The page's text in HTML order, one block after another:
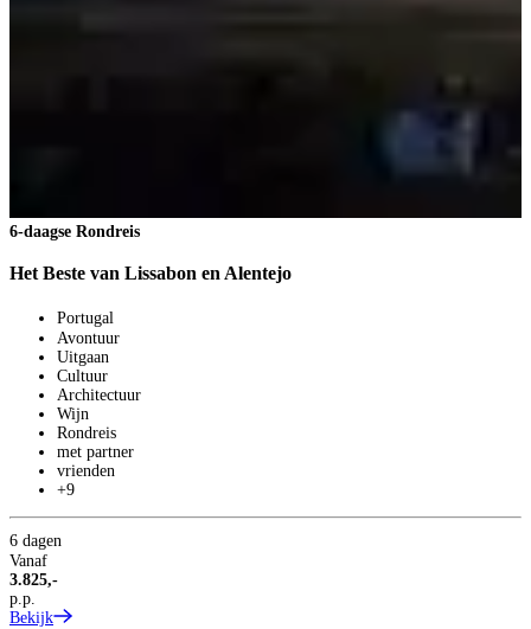
6-daagse Rondreis
Het Beste van Lissabon en Alentejo
Portugal
Avontuur
Uitgaan
Cultuur
Architectuur
Wijn
Rondreis
met partner
vrienden
+9
6 dagen
Vanaf
3.825,-
p.p.
Bekijk